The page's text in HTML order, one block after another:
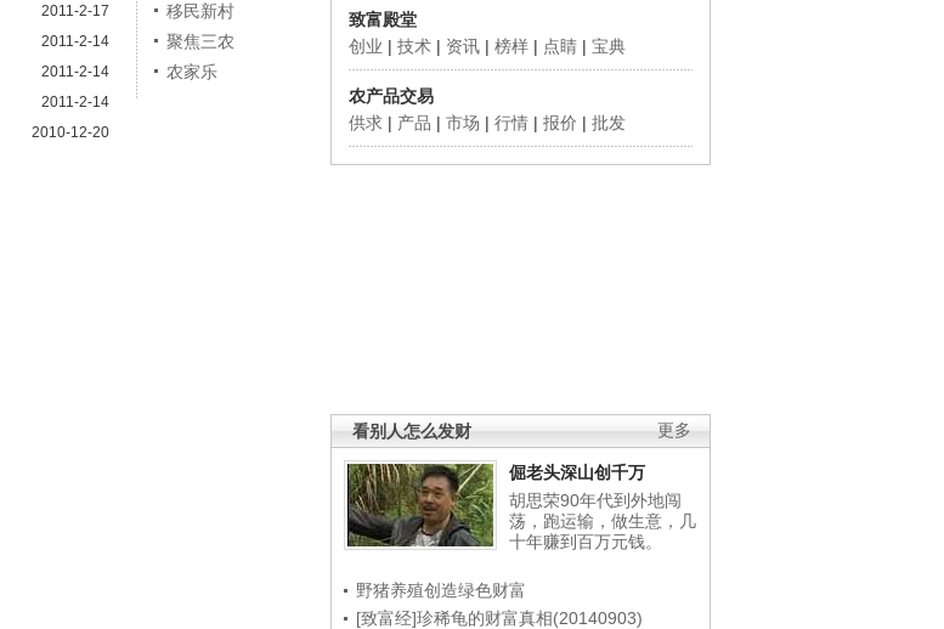
致富殿堂
创业 | 技术 | 资讯 | 榜样 | 点睛 | 宝典
农产品交易
供求 | 产品 | 市场 | 行情 | 报价 | 批发
更多
看别人怎么发财
倔老头深山创千万
胡思荣90年代到外地闯
荡，跑运输，做生意，几
十年赚到百万元钱。
野猪养殖创造绿色财富
[致富经]珍稀龟的财富真相(20140903)
2011-2-17
2011-2-14
2011-2-14
2011-2-14
2010-12-20
移民新村
聚焦三农
农家乐